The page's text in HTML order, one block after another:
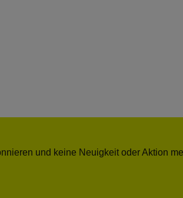
und keine Neuigkeit oder Aktion